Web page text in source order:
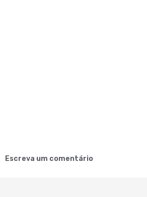
Escreva um comentário